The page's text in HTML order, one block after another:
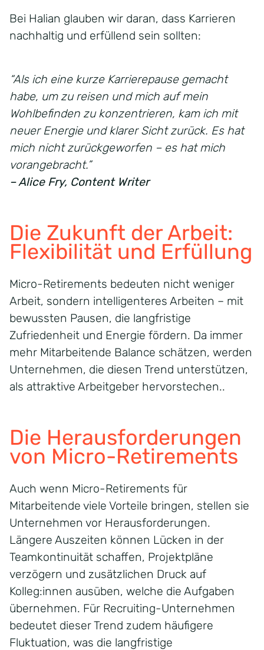
Bei Halian glauben wir daran, dass Karrieren
nachhaltig und erfüllend sein sollten:
“Als ich eine kurze Karrierepause gemacht
habe, um zu reisen und mich auf mein
Wohlbefinden zu konzentrieren, kam ich mit
neuer Energie und klarer Sicht zurück. Es hat
mich nicht zurückgeworfen – es hat mich
vorangebracht.”
– Alice Fry, Content Writer
Die Zukunft der Arbeit:
Flexibilität und Erfüllung
Micro-Retirements bedeuten nicht weniger
Arbeit, sondern intelligenteres Arbeiten – mit
bewussten Pausen, die langfristige
Zufriedenheit und Energie fördern. Da immer
mehr Mitarbeitende Balance schätzen, werden
Unternehmen, die diesen Trend unterstützen,
als attraktive Arbeitgeber hervorstechen..
Die Herausforderungen
von Micro-Retirements
Auch wenn Micro-Retirements für
Mitarbeitende viele Vorteile bringen, stellen sie
Unternehmen vor Herausforderungen.
Längere Auszeiten können Lücken in der
Teamkontinuität schaffen, Projektpläne
verzögern und zusätzlichen Druck auf
Kolleg:innen ausüben, welche die Aufgaben
übernehmen. Für Recruiting-Unternehmen
bedeutet dieser Trend zudem häufigere
Fluktuation, was die langfristige